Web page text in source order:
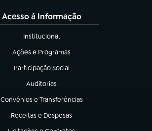
Acesso à Informação
Institucional
(abre em nova aba)
Ações e Programas
(abre em nova aba)
Participação Social
(abre em nova aba)
Auditorias
(abre em nova aba)
Convênios e Transferências
(abre em nova aba)
Receitas e Despesas
(abre em nova aba)